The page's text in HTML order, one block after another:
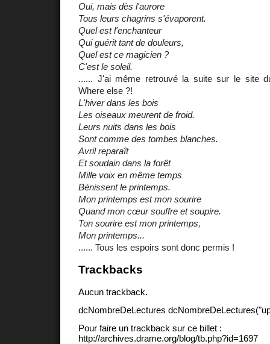
Oui, mais dès l'aurore
Tous leurs chagrins s'évaporent.
Quel est l'enchanteur
Qui guérit tant de douleurs,
Quel est ce magicien ?
C'est le soleil.
...... J'ai même retrouvé la suite sur le site
Where else ?!
L'hiver dans les bois
Les oiseaux meurent de froid.
Leurs nuits dans les bois
Sont comme des tombes blanches.
Avril reparaît
Et soudain dans la forêt
Mille voix en même temps
Bénissent le printemps.
Mon printemps est mon sourire
Quand mon cœur souffre et soupire.
Ton sourire est mon printemps,
Mon printemps...
...... Tous les espoirs sont donc permis !
Trackbacks
Aucun trackback.
dcNombreDeLectures
Pour faire un trackback sur ce billet :
http://archives.drame.org/blog/tb.php?id=1697